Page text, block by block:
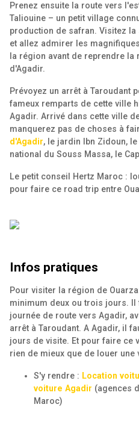
Prenez ensuite la route vers
Taliouine – un petit village
production de safran. Visitez la
et allez admirer les
la région avant de reprendre
d'Agadir.
Prévoyez un arrêt à Taroudant
fameux remparts de cette ville
Agadir. Arrivé dans cette ville
manquerez pas de choses à
d'Agadir, le jardin Ibn Zidoun,
national du Souss Massa, le
Le petit conseil Hertz Maroc :
pour faire ce road trip entre
Infos pratiques
Pour visiter la région de
minimum deux ou trois jours. Il
journée de route vers Agadir,
arrêt à Taroudant. A Agadir, il
jours de visite. Et pour faire ce
rien de mieux que de louer une
S'y rendre : Location
voiture Agadir (agences
Maroc)